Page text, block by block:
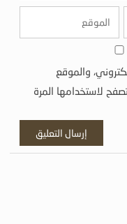
والموقع
لاستخدامها المرة